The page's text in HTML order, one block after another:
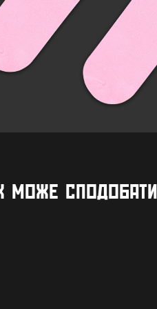
МОЖЕ